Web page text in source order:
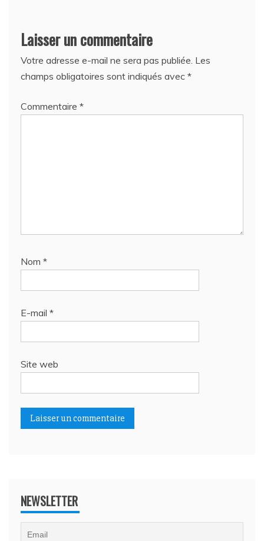
Laisser un commentaire
Votre adresse e-mail ne sera pas publiée. Les
champs obligatoires sont indiqués avec *
Commentaire *
Nom *
E-mail *
Site web
NEWSLETTER